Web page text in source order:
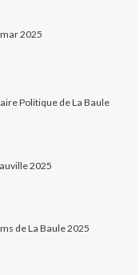
2025
Politique de La Baule
2025
de La Baule 2025